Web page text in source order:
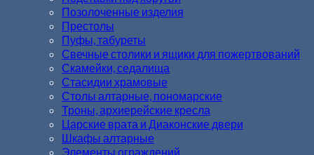
Позолоченные изделия
Престолы
Пуфы, табуреты
Свечные столики и ящики для пожертвований
Скамейки, седалища
Стасидии храмовые
Столы алтарные, пономарские
Троны, архиерейские кресла
Царские врата и Диаконские двери
Шкафы алтарные
Элементы ограждений